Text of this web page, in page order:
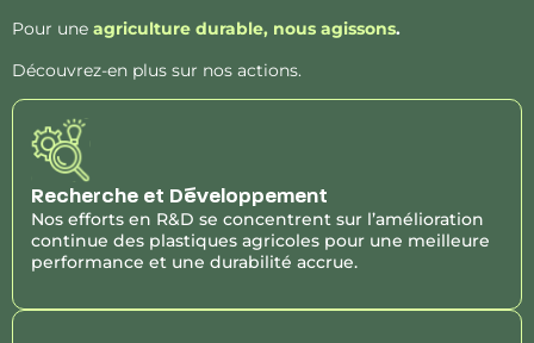
Pour une agriculture durable, nous agissons.
Découvrez-en plus sur nos actions.
Recherche et Développement
Nos efforts en R&D se concentrent sur l’amélioration
continue des plastiques agricoles pour une meilleure
performance et une durabilité accrue.